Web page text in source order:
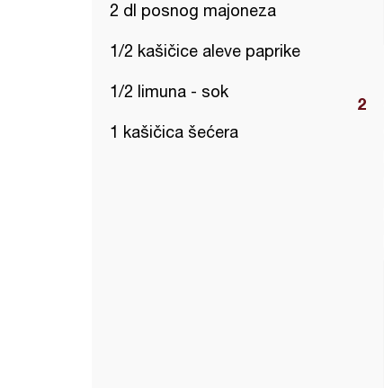
2 dl posnog majoneza
1/2 kašičice aleve paprike
1/2 limuna - sok
1 kašičica šećera